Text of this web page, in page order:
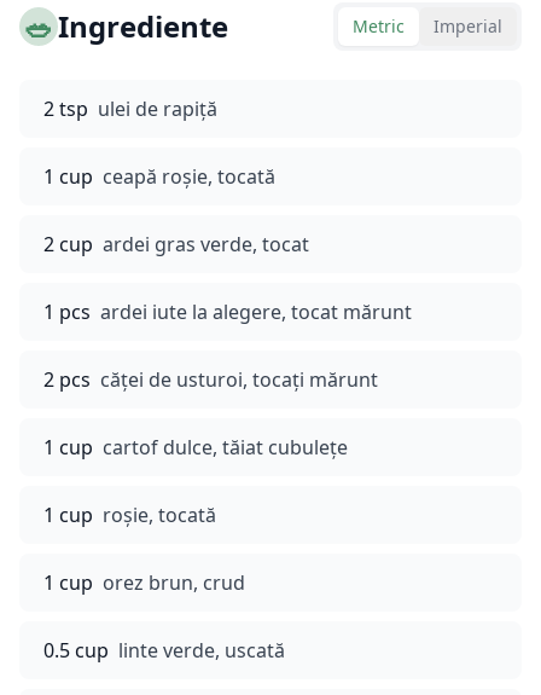
🥗Ingrediente Metric Imperial
2 tsp ulei de rapiță
1 cup ceapă roșie, tocată
2 cup ardei gras verde, tocat
1 pcs ardei iute la alegere, tocat mărunt
2 pcs căței de usturoi, tocați mărunt
1 cup cartof dulce, tăiat cubulețe
1 cup roșie, tocată
1 cup orez brun, crud
0.5 cup linte verde, uscată